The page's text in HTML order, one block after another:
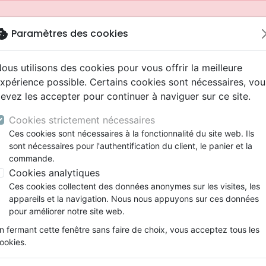
Nouveautés
Testaments
Etude biblique
Segond
Darby
Bandes dessinées
Souffrance, Relation d'aide
Ethique, société, politique
ans
Adolescents, jeunes
Latino, Folk
Soul
Rap, Hip-hop
Louange, Adoration
Pop, Rock
animés
conférences
Films, fiction
Jeux
Papeterie
depuis votre pays (United States).
Segond NEG MacArthur - Couverture rigide bicolore
Paramètres des cookies
utilisons des cookies pour vous offrir la meilleure
possible. Certains cookies sont nécessaires,
les accepter pour continuer à naviguer sur ce site.
Cookies strictement nécessaires
Ces cookies sont nécessaires à la fonctionnalité du site web. Ils
sont nécessaires pour l'authentification du client, le panier et la
commande.
Cookies analytiques
Ces cookies collectent des données anonymes sur les visites, les
appareils et la navigation. Nous nous appuyons sur ces données
pour améliorer notre site web.
fermant cette fenêtre sans faire de choix, vous acceptez tous les